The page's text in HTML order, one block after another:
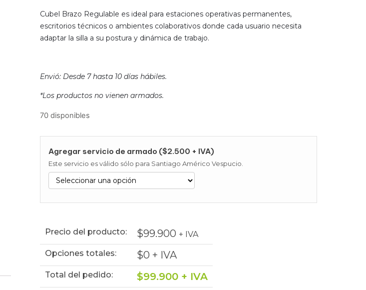
Cubel Brazo Regulable es ideal para estaciones operativas permanentes,
escritorios técnicos o ambientes colaborativos donde cada usuario necesita
adaptar la silla a su postura y dinámica de trabajo.
Envió: Desde 7 hasta 10 días hábiles.
*Los productos no vienen armados.
70 disponibles
Agregar servicio de armado ($2.500 + IVA)
Este servicio es válido sólo para Santiago Américo Vespucio.
Precio del producto: $99.900 + IVA
Opciones totales:
$0 + IVA
Total del pedido: $99.900+ IVA